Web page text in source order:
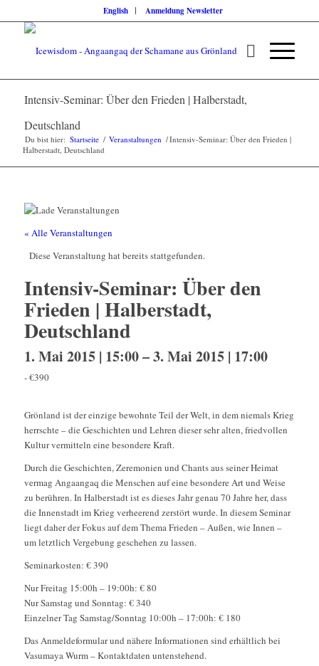
English Anmeldung Newsletter
Intensiv-Seminar: Über den Frieden | Halberstadt,
Deutschland
Du bist hier: Startseite / Veranstaltungen /Intensiv-Seminar: Über den Frieden |
Halberstadt, Deutschland
« Alle Veranstaltungen
Diese Veranstaltung hat bereits stattgefunden.
Intensiv-Seminar: Über den
Frieden | Halberstadt,
Deutschland
1. Mai 2015 | 15:00–3. Mai 2015 | 17:00
-€390
Grönland ist der einzige bewohnte Teil der Welt, in dem niemals Krieg
herrschte – die Geschichten und Lehren dieser sehr alten, friedvollen
Kultur vermitteln eine besondere Kraft.
Durch die Geschichten, Zeremonien und Chants aus seiner Heimat
vermag Angaangaq die Menschen auf eine besondere Art und Weise
zu berühren. In Halberstadt ist es dieses Jahr genau 70 Jahre her, dass
die Innenstadt im Krieg verheerend zerstört wurde. In diesem Seminar
liegt daher der Fokus auf dem Thema Frieden – Außen, wie Innen –
um letztlich Vergebung geschehen zu lassen.
Seminarkosten: € 390
Nur Freitag 15:00h – 19:00h: € 80
Nur Samstag und Sonntag: € 340
Einzelner Tag Samstag/Sonntag 10:00h – 17:00h: € 180
Das Anmeldeformular und nähere Informationen sind erhältlich bei
Vasumaya Wurm – Kontaktdaten untenstehend.